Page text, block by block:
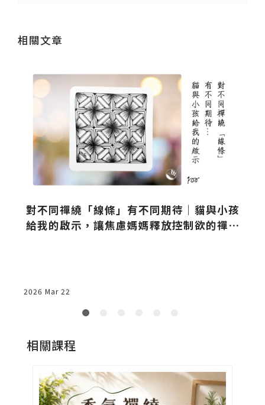
相關文章
對不同禪繞「線條」有不同期待｜貓與小孩
給我的啟示，讓焦慮媽媽釋放控制欲的禪繞
2026 Mar 22
相關課程